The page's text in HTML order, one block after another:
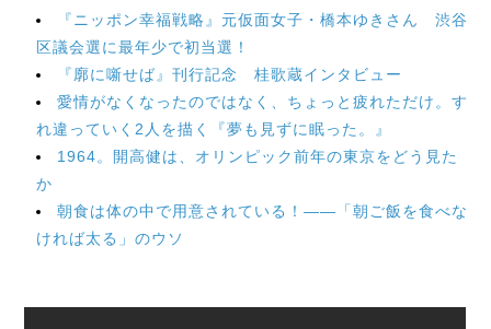
『ニッポン幸福戦略』元仮面女子・橋本ゆきさん 渋谷
区議会選に最年少で初当選！
『廓に噺せば』刊行記念 桂歌蔵インタビュー
愛情がなくなったのではなく、ちょっと疲れただけ。す
れ違っていく2人を描く『夢も見ずに眠った。』
1964。開高健は、オリンピック前年の東京をどう見た
か
朝食は体の中で用意されている！――「朝ご飯を食べな
ければ太る」のウソ